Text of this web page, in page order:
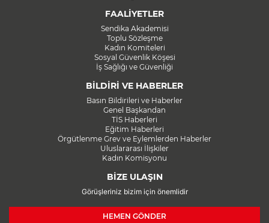
FAALİYETLER
Sendika Akademisi
Toplu Sözleşme
Kadın Komiteleri
Sosyal Güvenlik Köşesi
İş Sağlığı ve Güvenliği
BİLDİRİ VE HABERLER
Basın Bildirileri ve Haberler
Genel Başkandan
TİS Haberleri
Eğitim Haberleri
Örgütlenme Grev ve Eylemlerden Haberler
Uluslararası İlişkiler
Kadın Komisyonu
BİZE ULAŞIN
Görüşleriniz bizim için önemlidir
HEMEN GÖNDER